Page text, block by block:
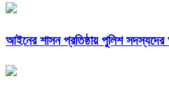
আইনের শাসন প্রতিষ্ঠায় পুলিশ সদস্যদের